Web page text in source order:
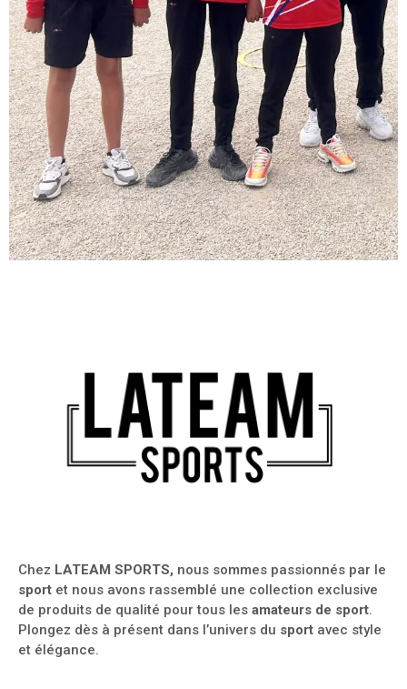
Chez LATEAM SPORTS, nous sommes passionnés par le
sport et nous avons rassemblé une collection exclusive
de produits de qualité pour tous les amateurs de sport.
Plongez dès à présent dans l’univers du sport avec style
et élégance.